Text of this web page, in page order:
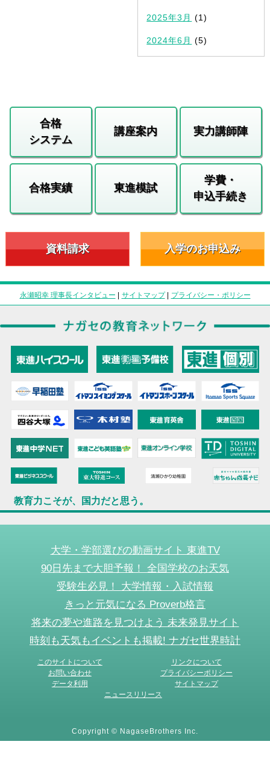
2025年3月 (1)
2024年6月 (5)
合格
システム
講座案内 実力講師陣
合格実績 東進模試
学費・
申込手続き
資料請求 入学のお申込み
永瀬昭幸 理事長インタビュー サイトマップ| プライバシー・ポリシー
教育力こそが、国力だと思う。
大学・学部選びの動画サイト 東進TV
90日先まで大胆予報！ 全国学校のお天気
受験生必見！ 大学情報・入試情報
きっと元気になる Proverb格言
将来の夢や進路を見つけよう 未来発見サイト
時刻も天気もイベントも掲載! ナガセ世界時計
このサイトについて
リンクについて
お問い合わせ
プライバシーポリシー
データ利用
サイトマップ
ニュースリリース
Copyright © NagaseBrothers Inc.